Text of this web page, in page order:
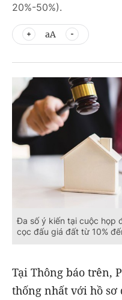
20%-50%).
aA
Đa số ý kiến tại cuộc họp
cọc đấu giá đất từ 10%
Tại Thông báo trên,
thống nhất với hồ